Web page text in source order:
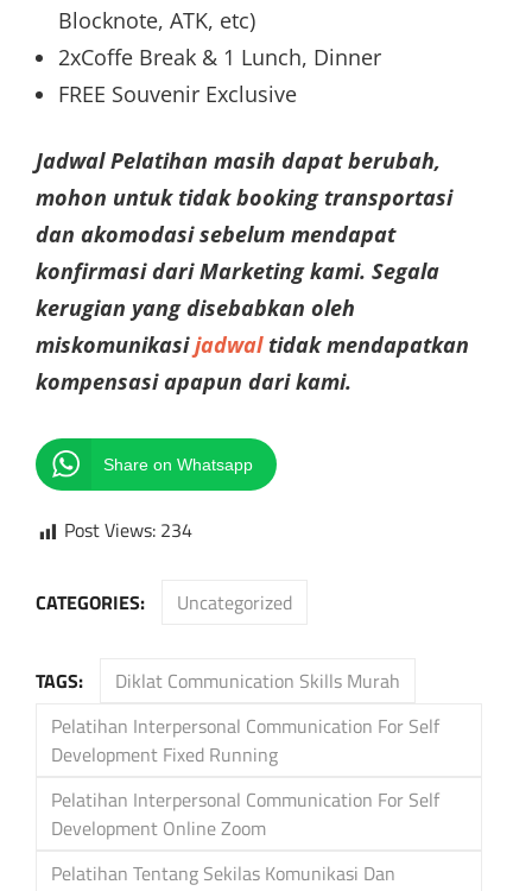
Blocknote, ATK, etc)
2xCoffe Break & 1 Lunch, Dinner
FREE Souvenir Exclusive
Jadwal Pelatihan masih dapat berubah,
mohon untuk tidak booking transportasi
dan akomodasi sebelum mendapat
konfirmasi dari Marketing kami. Segala
kerugian yang disebabkan oleh
miskomunikasijadwaltidak mendapatkan
kompensasi apapun dari kami.
Share on Whatsapp
Post Views: 234
CATEGORIES: Uncategorized
TAGS:
Diklat Communication Skills Murah
Pelatihan Interpersonal Communication For Self
Development Fixed Running
Pelatihan Interpersonal Communication For Self
Development Online Zoom
Pelatihan Tentang Sekilas Komunikasi Dan